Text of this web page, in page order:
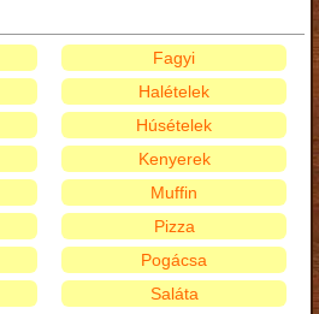
Fagyi
Halételek
Húsételek
Kenyerek
Muffin
Pizza
Pogácsa
Saláta